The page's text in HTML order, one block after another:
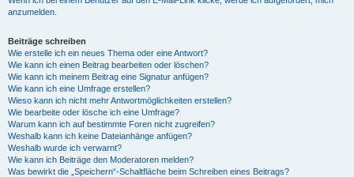
anzumelden.
Beiträge schreiben
Wie erstelle ich ein neues Thema oder eine Antwort?
Wie kann ich einen Beitrag bearbeiten oder löschen?
Wie kann ich meinem Beitrag eine Signatur anfügen?
Wie kann ich eine Umfrage erstellen?
Wieso kann ich nicht mehr Antwortmöglichkeiten erstellen?
Wie bearbeite oder lösche ich eine Umfrage?
Warum kann ich auf bestimmte Foren nicht zugreifen?
Weshalb kann ich keine Dateianhänge anfügen?
Weshalb wurde ich verwarnt?
Wie kann ich Beiträge den Moderatoren melden?
Was bewirkt die „Speichern“-Schaltfläche beim Schreiben eines Beitrags?